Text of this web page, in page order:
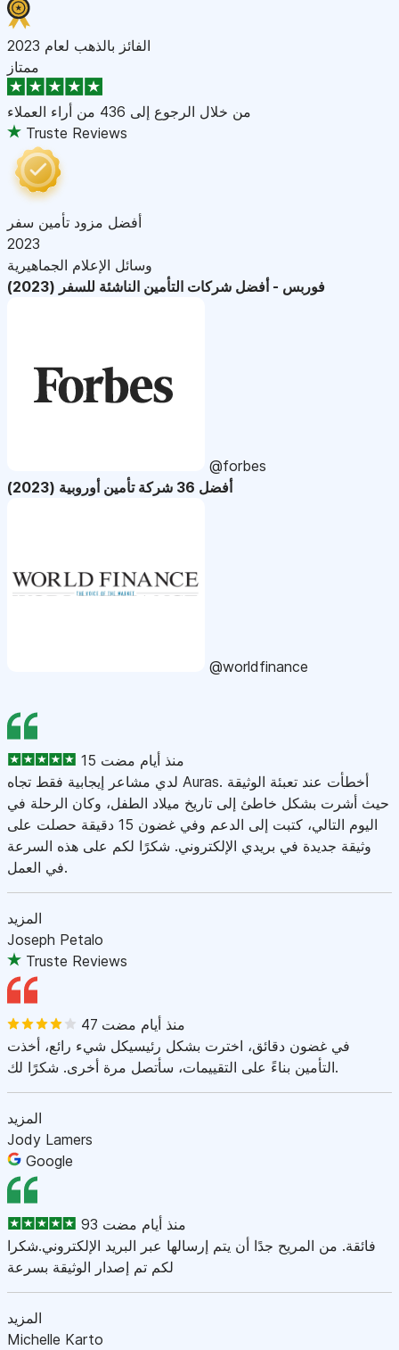
الفائز بالذهب لعام 2023
ممتاز
من خلال الرجوع إلى 436 من أراء العملاء
Truste Reviews
أفضل مزود تأمين سفر
2023
وسائل الإعلام الجماهيرية
فوربس - أفضل شركات التأمين الناشئة للسفر (2023)
@forbes
أفضل 36 شركة تأمين أوروبية (2023)
@worldfinance
15 منذ أيام مضت
لدي مشاعر إيجابية فقط تجاه Auras. أخطأت عند تعبئة الوثيقة
حيث أشرت بشكل خاطئ إلى تاريخ ميلاد الطفل، وكان الرحلة في
اليوم التالي، كتبت إلى الدعم وفي غضون 15 دقيقة حصلت على
وثيقة جديدة في بريدي الإلكتروني. شكرًا لكم على هذه السرعة
في العمل.
المزيد
Joseph Petalo
Truste Reviews
47 منذ أيام مضت
في غضون دقائق، اخترت بشكل رئيسيكل شيء رائع، أخذت
التأمين بناءً على التقييمات، سأتصل مرة أخرى. شكرًا لك.
المزيد
Jody Lamers
Google
93 منذ أيام مضت
فائقة. من المريح جدًا أن يتم إرسالها عبر البريد الإلكتروني.شكرا
لكم تم إصدار الوثيقة بسرعة
المزيد
Michelle Karto